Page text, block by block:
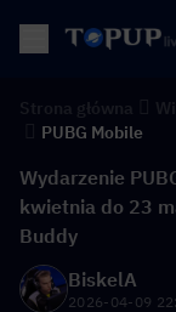
PUBG Mobile
Wydarzenie
kwietnia do 23
Buddy
BiskelA
2026-04-09